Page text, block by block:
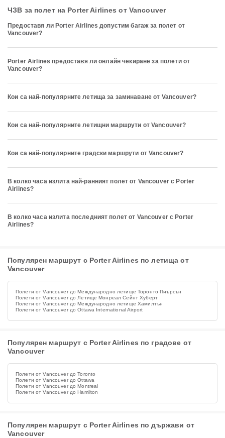
ЧЗВ за полет на Porter Airlines от Vancouver
Предоставя ли Porter Airlines допустим багаж за полет от
Vancouver?
Porter Airlines предоставя ли онлайн чекиране за полети от
Vancouver?
Кои са най-популярните летища за заминаване от Vancouver?
Кои са най-популярните летищни маршрути от Vancouver?
Кои са най-популярните градски маршрути от Vancouver?
В колко часа излита най-ранният полет от Vancouver с Porter
Airlines?
В колко часа излита последният полет от Vancouver с Porter
Airlines?
Популярен маршрут с Porter Airlines по летища от
Vancouver
Полети от Vancouver до Международно летище Торонто Пиърсън
Полети от Vancouver до Летище Монреал Сейнт Хуберт
Полети от Vancouver до Международно летище Хамилтън
Полети от Vancouver до Ottawa International Airport
Популярен маршрут с Porter Airlines по градове от
Vancouver
Полети от Vancouver до Toronto
Полети от Vancouver до Ottawa
Полети от Vancouver до Montreal
Полети от Vancouver до Hamilton
Популярен маршрут с Porter Airlines по държави от
Vancouver